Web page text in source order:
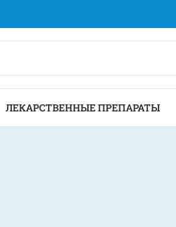
ЛЕКАРСТВЕННЫЕ ПРЕПАРАТЫ